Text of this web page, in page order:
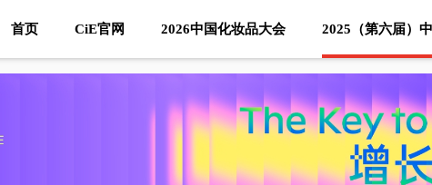
首页 CiE官网 2026中国化妆品大会 2025（第六届）